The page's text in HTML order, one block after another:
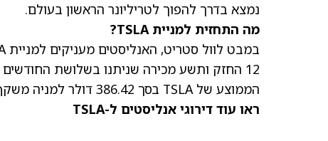
נמצא בדרך להפוך לטריליונר הראשון בעולם.
מה התחזית למניית TSLA?
12 החזק ותשע מכירה שניתנו בשלושת החודשים האחרונים, כפי שמוצג בגרפיקה למטה. בנוסף, ה
הממוצע של TSLA
בסך 386.42 דולר למניה משקף סיכון לירידה של 18.7%.
ראו עוד דירוגי אנליסטים ל-TSLA